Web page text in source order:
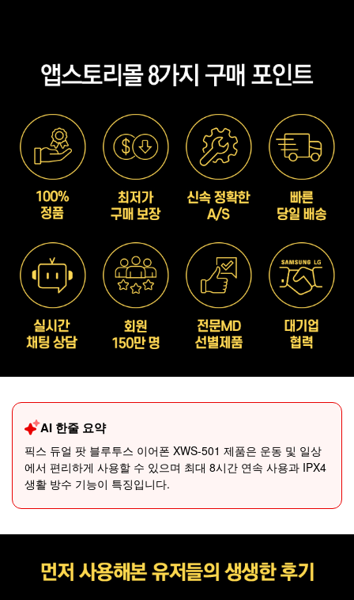
AI 한줄 요약
픽스 듀얼 팟 블루투스 이어폰 XWS-501 제품은 운동 및 일상
에서 편리하게 사용할 수 있으며 최대 8시간 연속 사용과 IPX4
생활 방수 기능이 특징입니다.